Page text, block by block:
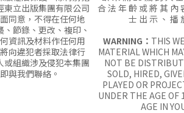
東立出版集團有限公司
同意，不得在任何地
節錄、更改、複印、
資訊及材料作任何用
向違犯者採取法律行
或組織涉及侵犯本集團
與我們聯絡。
合 法 年 齡 或 將 其 內
士 出 示 、 播
WARNING： THIS
MATERIAL WHICH
NOT BE
SOLD, HIRED,
PLAYED OR
UNDER THE AGE OF
AGE IN